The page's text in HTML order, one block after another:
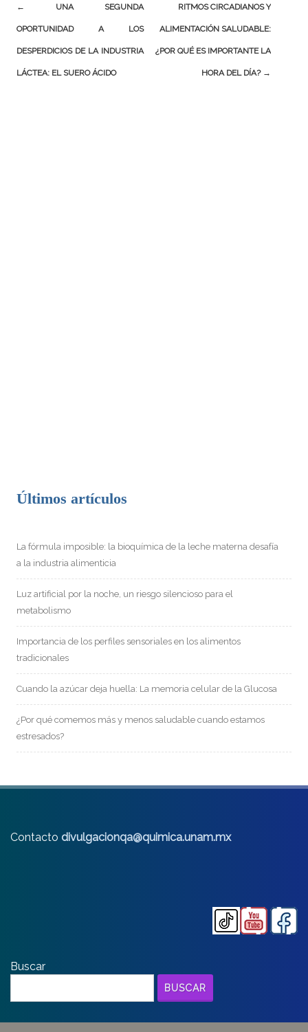
Navegación
la
← UNA SEGUNDA
OPORTUNIDAD A LOS
DESPERDICIOS DE LA INDUSTRIA
LÁCTEA: EL SUERO ÁCIDO
RITMOS CIRCADIANOS Y
ALIMENTACIÓN SALUDABLE:
¿POR QUÉ ES IMPORTANTE LA
HORA DEL DÍA? →
Últimos artículos
La fórmula imposible: la bioquímica de la leche materna desafía
a la industria alimenticia
Luz artificial por la noche, un riesgo silencioso para el
metabolismo
Importancia de los perfiles sensoriales en los alimentos
tradicionales
Cuando la azúcar deja huella: La memoria celular de la Glucosa
¿Por qué comemos más y menos saludable cuando estamos
estresados?
Contacto divulgacionqa@quimica.unam.mx
Buscar
BUSCAR